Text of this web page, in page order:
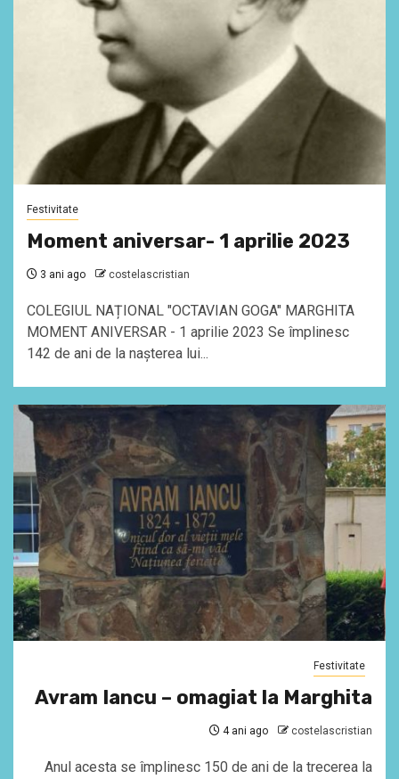
Festivitate
Moment aniversar- 1 aprilie 2023
3 ani ago costelascristian
COLEGIUL NAȚIONAL "OCTAVIAN GOGA" MARGHITA
MOMENT ANIVERSAR - 1 aprilie 2023 Se împlinesc
142 de ani de la nașterea lui...
Festivitate
Avram Iancu – omagiat la Marghita
4 ani ago costelascristian
Anul acesta se împlinesc 150 de ani de la trecerea la